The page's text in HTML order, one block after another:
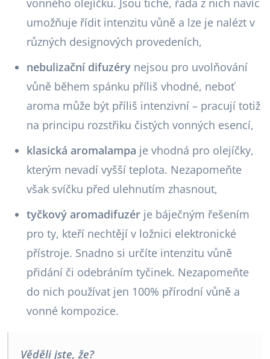
vonného olejíčku. Jsou tiché, řada z nich navíc
umožňuje řídit intenzitu vůně a lze je nalézt v
různých designových provedeních,
nebulizační difuzéry nejsou pro uvolňování
vůně během spánku příliš vhodné, neboť
aroma může být příliš intenzivní – pracují totiž
na principu rozstřiku čistých vonných esencí,
klasická aromalampa je vhodná pro olejíčky,
kterým nevadí vyšší teplota. Nezapomeňte
však svíčku před ulehnutím zhasnout,
tyčkový aromadifuzér je báječným řešením
pro ty, kteří nechtějí v ložnici elektronické
přístroje. Snadno si určíte intenzitu vůně
přidání či odebráním tyčinek. Nezapomeňte
do nich používat jen 100% přírodní vůně a
vonné kompozice.
Věděli jste, že?